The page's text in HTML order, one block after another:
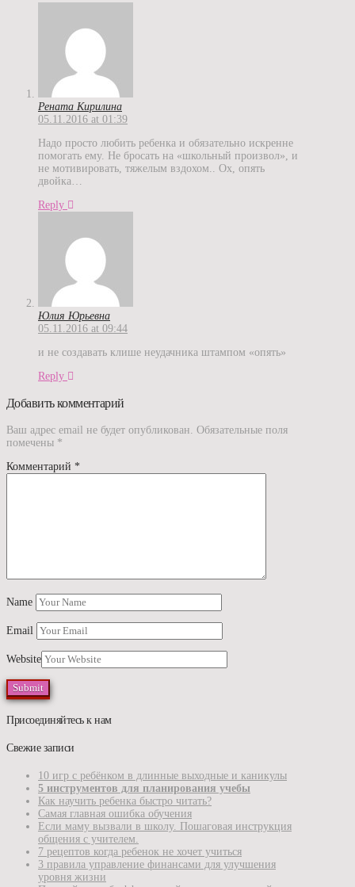
Рената Кирилина
05.11.2016 at 01:39
Надо просто любить ребенка и обязательно искренне
помогать ему. Не бросать на «школьный произвол», и
не мотивировать, тяжелым вздохом.. Ох, опять
двойка…
Reply
Юлия Юрьевна
05.11.2016 at 09:44
и не создавать клише неудачника штампом «опять»
Reply
Добавить комментарий
Ваш адрес email не будет опубликован. Обязательные поля
помечены *
Комментарий *
Name
Email
Website
Присоединяйтесь к нам
Свежие записи
10 игр с ребёнком в длинные выходные и каникулы
5 инструментов для планирования учебы
Как научить ребенка быстро читать?
Самая главная ошибка обучения
Если маму вызвали в школу. Пошаговая инструкция
общения с учителем.
7 рецептов когда ребенок не хочет учиться
3 правила управление финансами для улучшения
уровня жизни